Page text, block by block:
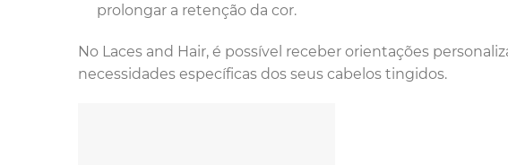
prolongar a retenção da cor.
No Laces and Hair, é possível receber orientações
necessidades específicas dos seus cabelos tingidos.